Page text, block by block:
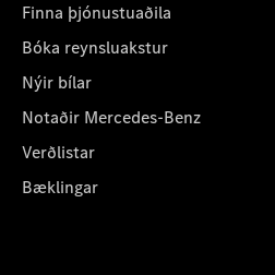
Finna þjónustuaðila
Bóka reynsluakstur
Nýir bílar
Notaðir Mercedes-Benz
Verðlistar
Bæklingar